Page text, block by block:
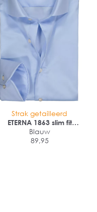
Strak getailleerd
ETERNA 1863 slim fit
premium overhemd
Blauw
89,95